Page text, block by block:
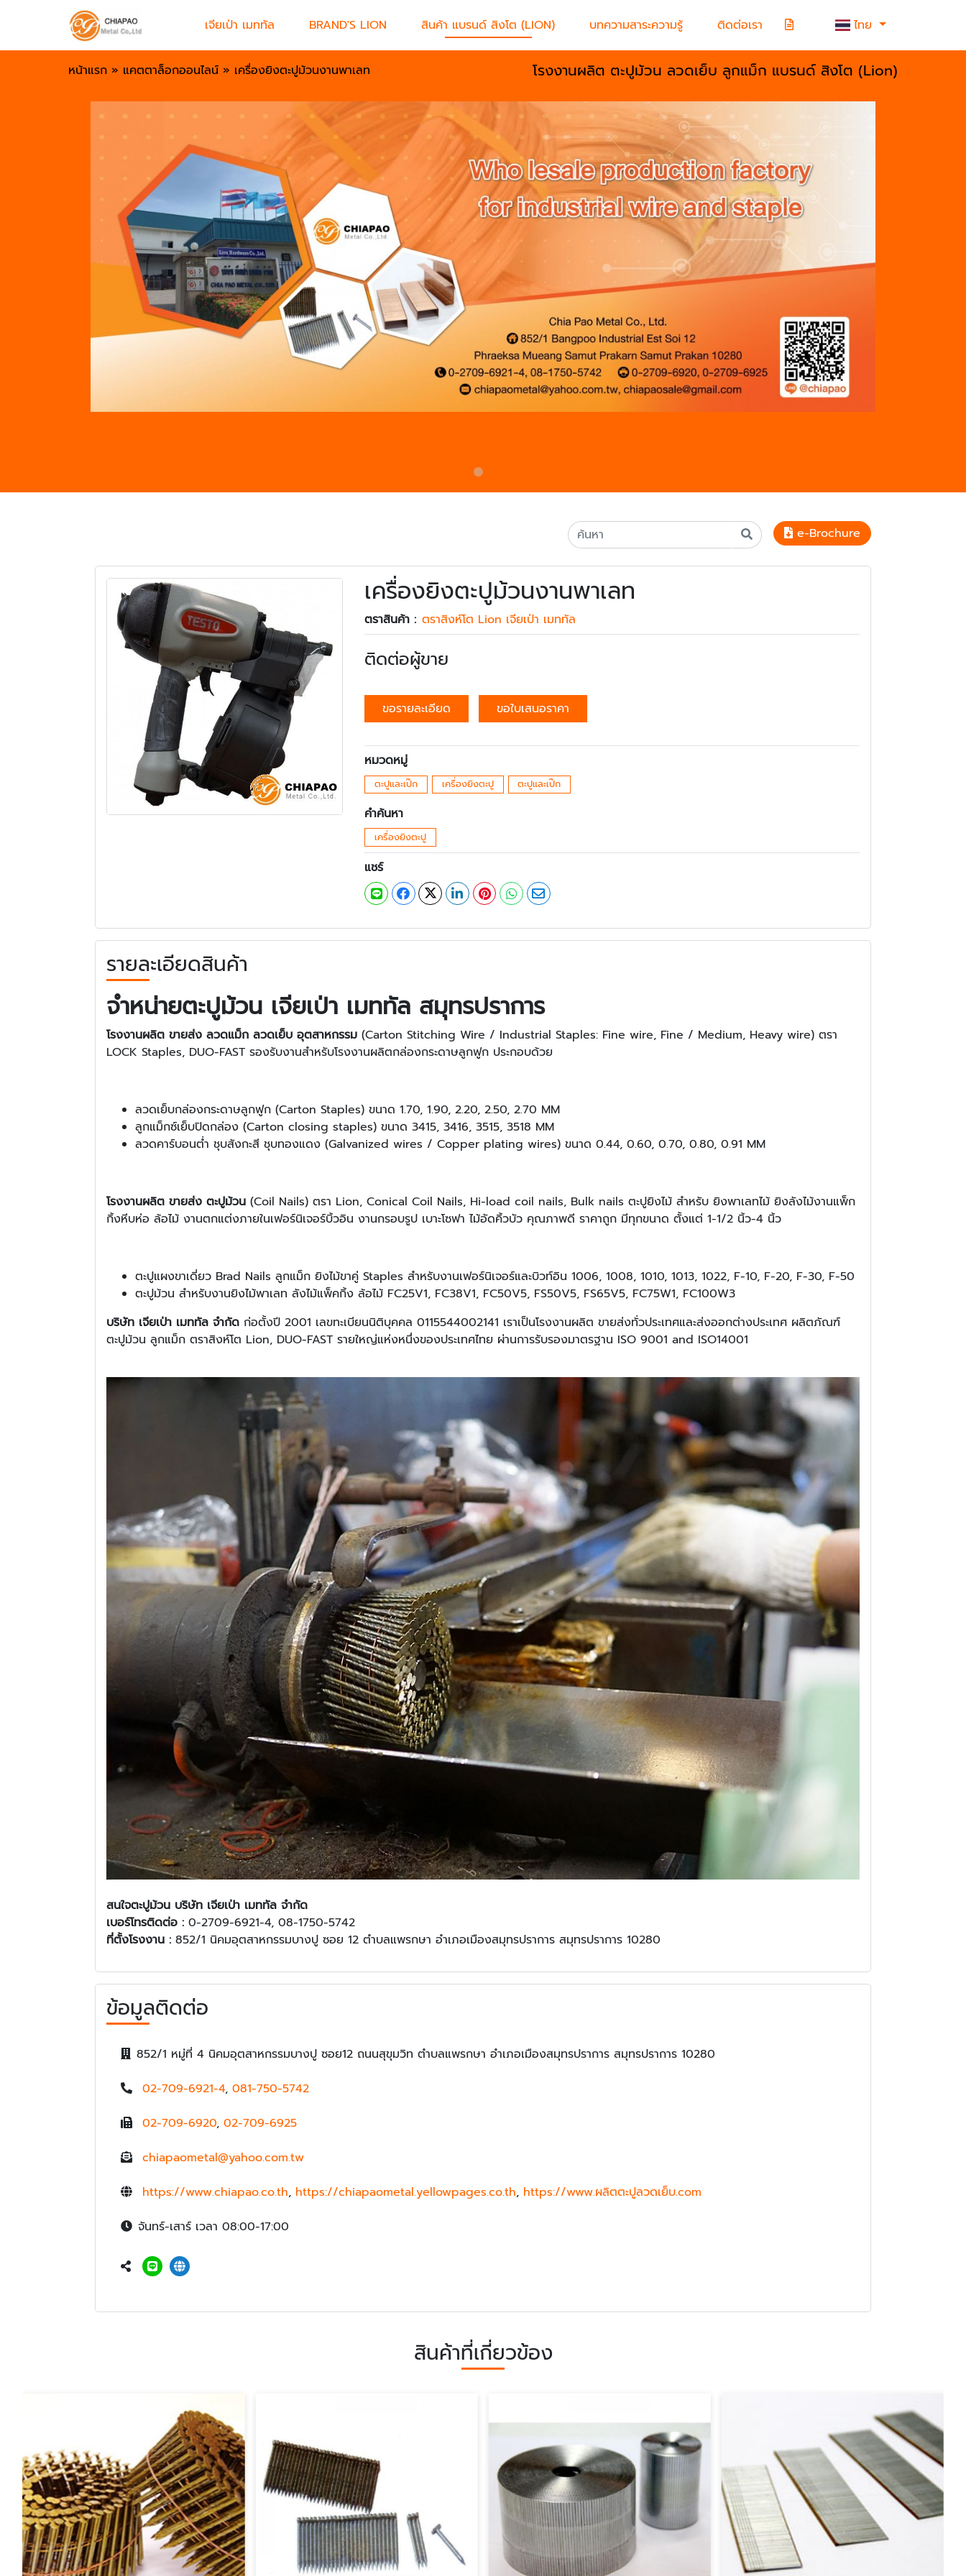
เจียเป่า เมททัล BRAND'S LION สินค้า แบรนด์ สิงโต (LION) บทความสาระความรู้ ติดต่อเรา ไทย
หน้าแรก » แคตตาล็อกออนไลน์ » เครื่องยิงตะปูม้วนงานพาเลท โรงงานผลิต ตะปูม้วน ลวดเย็บ ลูกแม็ก แบรนด์ สิงโต (Lion)
e-Brochure
เครื่องยิงตะปูม้วนงานพาเลท
ตราสินค้า : ตราสิงห์โต Lion เจียเป่า เมททัล
ติดต่อผู้ขาย
ขอรายละเอียด ขอใบเสนอราคา
หมวดหมู่
ตะปูและเป๊ก เครื่องยิงตะปู ตะปูและเป๊ก
คำค้นหา
เครื่องยิงตะปู
แชร์
รายละเอียดสินค้า
จำหน่ายตะปูม้วน เจียเป่า เมททัล สมุทรปราการ
โรงงานผลิต ขายส่ง ลวดแม็ก ลวดเย็บ อุตสาหกรรม (Carton Stitching Wire / Industrial Staples: Fine wire, Fine / Medium, Heavy wire) ตรา
LOCK Staples, DUO-FAST รองรับงานสำหรับโรงงานผลิตกล่องกระดาษลูกฟูก ประกอบด้วย
ลวดเย็บกล่องกระดาษลูกฟูก (Carton Staples) ขนาด 1.70, 1.90, 2.20, 2.50, 2.70 MM
ลูกแม็กซ์เย็บปิดกล่อง (Carton closing staples) ขนาด 3415, 3416, 3515, 3518 MM
ลวดคาร์บอนต่ำ ชุบสังกะสี ชุบทองแดง (Galvanized wires / Copper plating wires) ขนาด 0.44, 0.60, 0.70, 0.80, 0.91 MM
โรงงานผลิต ขายส่ง ตะปูม้วน (Coil Nails) ตรา Lion, Conical Coil Nails, Hi-load coil nails, Bulk nails ตะปูยิงไม้ สำหรับ ยิงพาเลทไม้ ยิงลังไม้งานแพ็ก
กิ้งหีบห่อ ล้อไม้ งานตกแต่งภายในเฟอร์นิเจอร์บิ้วอิน งานกรอบรูป เบาะโซฟา ไม้อัดคิ้วบัว คุณภาพดี ราคาถูก มีทุกขนาด ตั้งแต่ 1-1/2 นิ้ว-4 นิ้ว
ตะปูแผงขาเดี่ยว Brad Nails ลูกแม็ก ยิงไม้ขาคู่ Staples สำหรับงานเฟอร์นิเจอร์และบิวท์อิน 1006, 1008, 1010, 1013, 1022, F-10, F-20, F-30, F-50
ตะปูม้วน สำหรับงานยิงไม้พาเลท ลังไม้แพ็คกิ้ง ล้อไม้ FC25V1, FC38V1, FC50V5, FS50V5, FS65V5, FC75W1, FC100W3
บริษัท เจียเป่า เมททัล จำกัด ก่อตั้งปี 2001 เลขทะเบียนนิติบุคคล 0115544002141 เราเป็นโรงงานผลิต ขายส่งทั่วประเทศและส่งออกต่างประเทศ ผลิตภัณฑ์
ตะปูม้วน ลูกแม็ก ตราสิงห์โต Lion, DUO-FAST รายใหญ่แห่งหนึ่งของประเทศไทย ผ่านการรับรองมาตรฐาน ISO 9001 and ISO14001
สนใจตะปูม้วน บริษัท เจียเป่า เมททัล จำกัด
เบอร์โทรติดต่อ : 0-2709-6921-4, 08-1750-5742
ที่ตั้งโรงงาน : 852/1 นิคมอุตสาหกรรมบางปู ซอย 12 ตำบลแพรกษา อำเภอเมืองสมุทรปราการ สมุทรปราการ 10280
ข้อมูลติดต่อ
852/1 หมู่ที่ 4 นิคมอุตสาหกรรมบางปู ซอย12 ถนนสุขุมวิท ตำบลแพรกษา อำเภอเมืองสมุทรปราการ สมุทรปราการ 10280
02-709-6921-4, 081-750-5742
02-709-6920, 02-709-6925
chiapaometal@yahoo.com.tw
https://www.chiapao.co.th, https://chiapaometal.yellowpages.co.th, https://www.ผลิตตะปูลวดเย็บ.com
จันทร์-เสาร์ เวลา 08:00-17:00
สินค้าที่เกี่ยวข้อง
โรงงานผลิต
ตราสิงห์โต Lion เจี
ลวดเย็บขาคู่